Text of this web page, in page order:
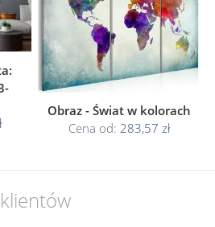
Obraz - Świat w kolorach
Cena od: 283,57 zł